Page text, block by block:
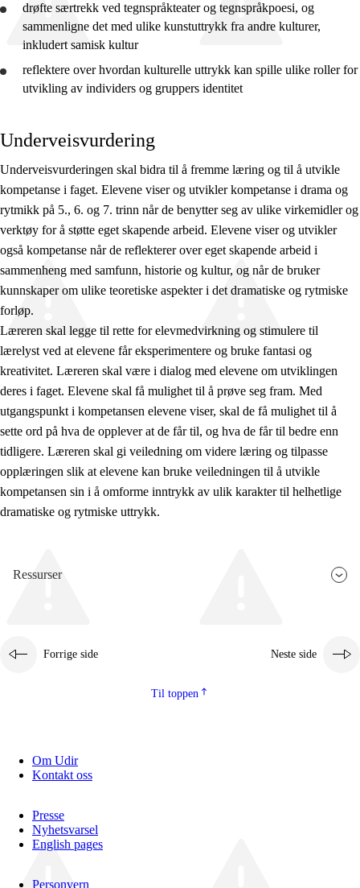
drøfte særtrekk ved tegnspråkteater og tegnspråkpoesi, og
sammenligne det med ulike kunstuttrykk fra andre kulturer,
inkludert samisk kultur
reflektere over hvordan kulturelle uttrykk kan spille ulike roller for
utvikling av individers og gruppers identitet
Underveisvurdering
Underveisvurderingen skal bidra til å fremme læring og til å utvikle
kompetanse i faget. Elevene viser og utvikler kompetanse i drama og
rytmikk på 5., 6. og 7. trinn når de benytter seg av ulike virkemidler og
verktøy for å støtte eget skapende arbeid. Elevene viser og utvikler
også kompetanse når de reflekterer over eget skapende arbeid i
sammenheng med samfunn, historie og kultur, og når de bruker
kunnskaper om ulike teoretiske aspekter i det dramatiske og rytmiske
forløp.
Læreren skal legge til rette for elevmedvirkning og stimulere til
lærelyst ved at elevene får eksperimentere og bruke fantasi og
kreativitet. Læreren skal være i dialog med elevene om utviklingen
deres i faget. Elevene skal få mulighet til å prøve seg fram. Med
utgangspunkt i kompetansen elevene viser, skal de få mulighet til å
sette ord på hva de opplever at de får til, og hva de får til bedre enn
tidligere. Læreren skal gi veiledning om videre læring og tilpasse
opplæringen slik at elevene kan bruke veiledningen til å utvikle
kompetansen sin i å omforme inntrykk av ulik karakter til helhetlige
dramatiske og rytmiske uttrykk.
Ressurser
Forrige side Neste side
Til toppen
Om Udir
Kontakt oss
Presse
Nyhetsvarsel
English pages
Personvern